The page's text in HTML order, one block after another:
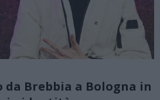
da Brebbia a Bologna in